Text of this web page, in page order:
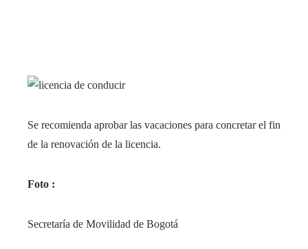
Se recomienda aprobar las vacaciones para concretar el fin
de la renovación de la licencia.
Foto :
Secretaría de Movilidad de Bogotá